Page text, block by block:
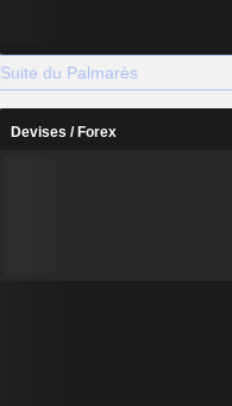
Suite du Palmarès
Devises / Forex